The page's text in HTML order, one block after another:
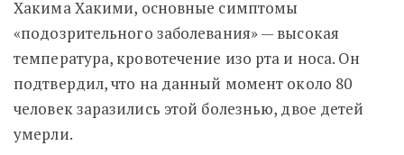
Хакима Хакими, основные симптомы
«подозрительного заболевания» — высокая
температура, кровотечение изо рта и носа. Он
подтвердил, что на данный момент около 80
человек заразились этой болезнью, двое детей
умерли.